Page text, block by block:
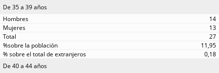
De 35 a 39 años
14
13
27
11,95
0,18
De 40 a 44 años